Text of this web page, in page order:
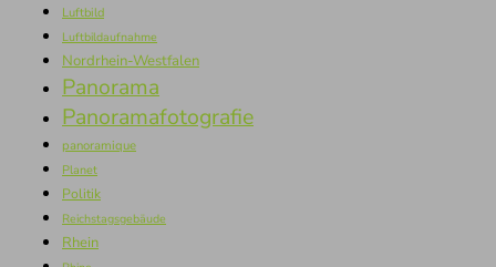
Luftbild
Luftbildaufnahme
Nordrhein-Westfalen
Panorama
Panoramafotografie
panoramique
Planet
Politik
Reichstagsgebäude
Rhein